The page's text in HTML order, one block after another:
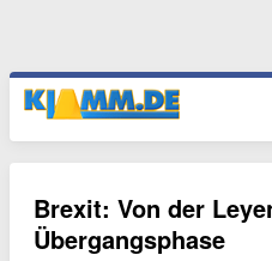
Brexit: Von der
Übergangsphase